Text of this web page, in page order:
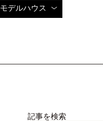
モデルハウス
記事を検索